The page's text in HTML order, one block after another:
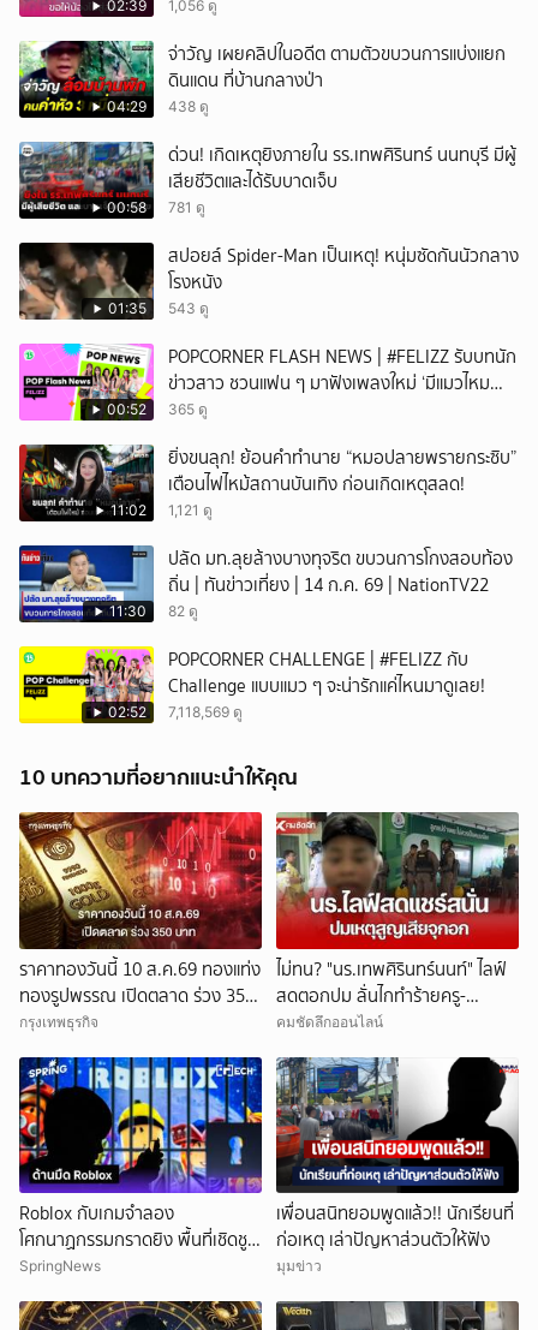
02:39
สุคติ
1,056 ดู
04:29
จ่าวัญ เผยคลิปในอดีต ตามตัวขบวนการแบ่งแยก
ดินแดน ที่บ้านกลางป่า
438 ดู
00:58
ด่วน! เกิดเหตุยิงภายใน รร.เทพศิรินทร์ นนทบุรี มีผู้
เสียชีวิตและได้รับบาดเจ็บ
781 ดู
01:35
สปอยล์ Spider-Man เป็นเหตุ! หนุ่มซัดกันนัวกลาง
โรงหนัง
543 ดู
00:52
POPCORNER FLASH NEWS | #FELIZZ รับบทนัก
ข่าวสาว ชวนแฟน ๆ มาฟังเพลงใหม่ ‘มีแมวไหม
(Catch Me If You Can)’
365 ดู
11:02
ยิ่งขนลุก! ย้อนคำทำนาย “หมอปลายพรายกระซิบ”
เตือนไฟไหม้สถานบันเทิง ก่อนเกิดเหตุสลด!
1,121 ดู
11:30
ปลัด มท.ลุยล้างบางทุจริต ขบวนการโกงสอบท้อง
ถิ่น | ทันข่าวเที่ยง | 14 ก.ค. 69 | NationTV22
82 ดู
02:52
POPCORNER CHALLENGE | #FELIZZ กับ
Challenge แบบแมว ๆ จะน่ารักแค่ไหนมาดูเลย!
7,118,569 ดู
10 บทความที่อยากแนะนำให้คุณ
ราคาทองวันนี้ 10 ส.ค.69 ทองแท่ง
ทองรูปพรรณ เปิดตลาด ร่วง 350
บาท
กรุงเทพธุรกิจ
ไม่ทน? "นร.เทพศิรินทร์นนท์" ไลฟ์
สดตอกปม ลั่นไกทำร้ายครู-
นักเรียน โซเชียลแชร์แรง
คมชัดลึกออนไลน์
Roblox กับเกมจำลอง
โศกนาฏกรรมกราดยิง พื้นที่เชิดชู
ความรุนแรง?
SpringNews
เพื่อนสนิทยอมพูดแล้ว!! นักเรียนที่
ก่อเหตุ เล่าปัญหาส่วนตัวให้ฟัง
มุมข่าว